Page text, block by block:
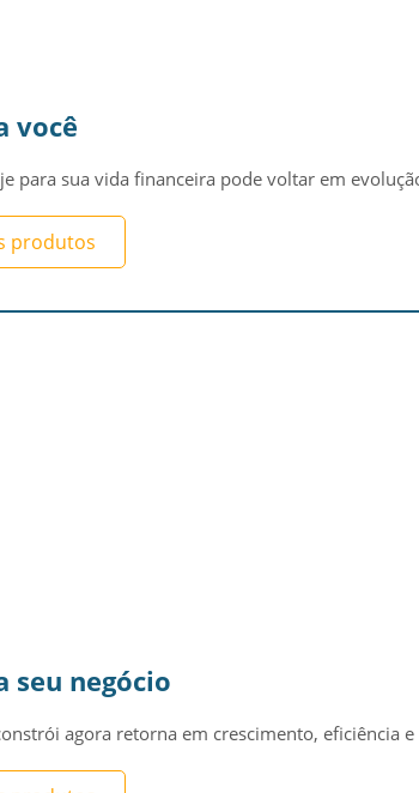
você
para sua vida financeira pode voltar em
produtos
seu negócio
agora retorna em crescimento, eficiência